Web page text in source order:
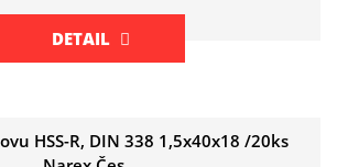
DETAIL